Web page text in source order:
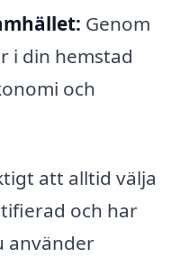
Genom
i din hemstad
och
att alltid välja
och har
använder